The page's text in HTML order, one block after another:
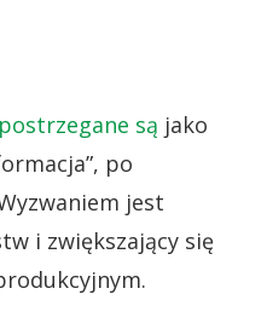
postrzegane są jako
po
jest
i zwiększający się